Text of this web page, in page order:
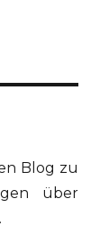
Blog zu
über